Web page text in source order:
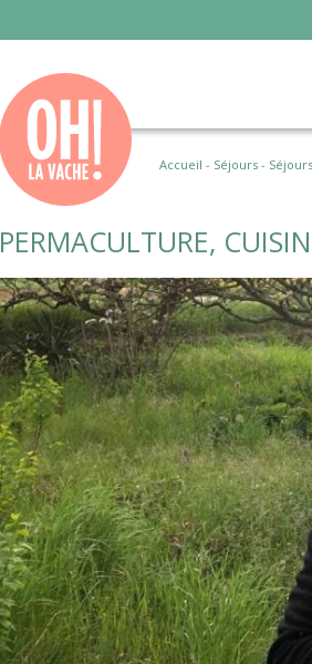
Accueil - Séjours -
PERMACULTURE,